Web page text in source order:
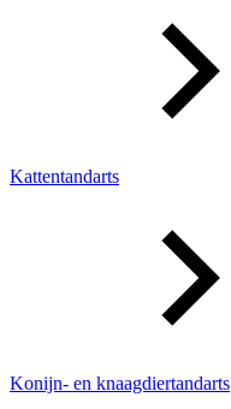
Kattentandarts
Konijn- en knaagdiertandarts